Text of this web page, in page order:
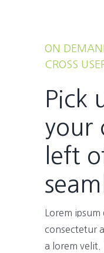
ON
CROSS
Pick
your
left
Lorem ipsum
consectetur
a lorem velit.